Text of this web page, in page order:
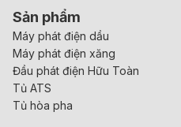
Sản phẩm
Máy phát điện dầu
Máy phát điện xăng
Đầu phát điện Hữu Toàn
Tủ ATS
Tủ hòa pha